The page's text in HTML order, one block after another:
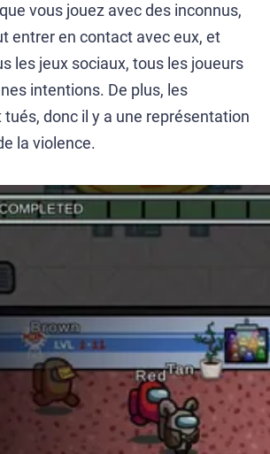
vous jouez avec des inconnus,
entrer en contact avec eux, et
les jeux sociaux, tous les joueurs
intentions. De plus, les
donc il y a une représentation
la violence.